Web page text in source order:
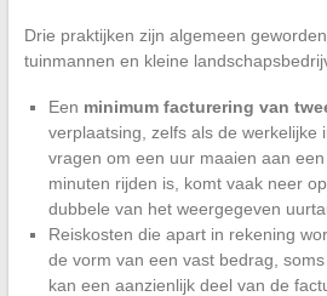
Drie praktijken zijn algemeen
tuinmannen en kleine
Een minimum facturering van
verplaatsing, zelfs als de werkelijke
vragen om een uur maaien aan
minuten rijden is, komt vaak neer
dubbele van het weergegeven
Reiskosten die apart in rekening
de vorm van een vast bedrag,
kan een aanzienlijk deel van de